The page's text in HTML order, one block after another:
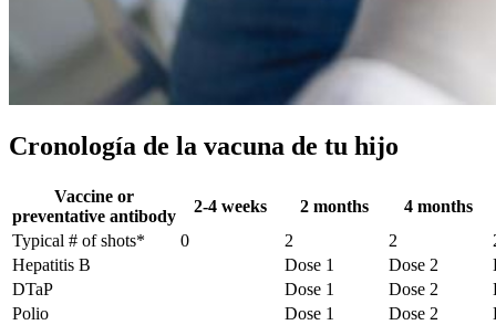
Cronología de la vacuna de tu hijo
Vaccine or
preventative antibody
2-4 weeks 2 months
4 months
Typical # of shots*
0 2 2
Hepatitis B
Dose 1 Dose 2
DTaP
Dose 1 Dose 2
Polio
Dose 1 Dose 2